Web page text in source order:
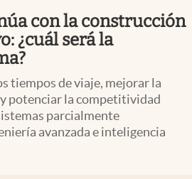
con la construcción
¿cuál será la
tiempos de viaje, mejorar la
potenciar la competitividad
parcialmente
avanzada e inteligencia